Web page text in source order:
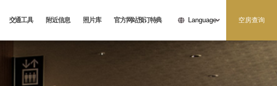
交通工具 附近信息 照片库 官方网站预订特典 Language 空房查询